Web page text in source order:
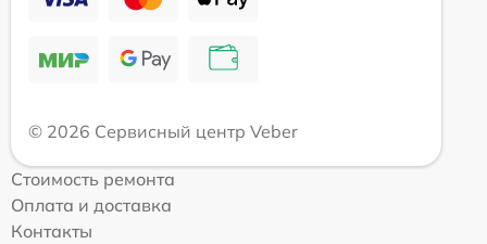
© 2026 Сервисный центр Veber
Стоимость ремонта
Оплата и доставка
Контакты